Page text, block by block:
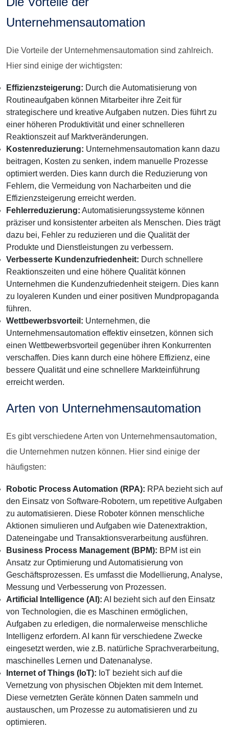
Unternehmensautomation
Die Vorteile der Unternehmensautomation sind zahlreich.
Hier sind einige der wichtigsten:
Effizienzsteigerung: Durch die Automatisierung von
Routineaufgaben können Mitarbeiter ihre Zeit für
strategischere und kreative Aufgaben nutzen. Dies führt zu
einer höheren Produktivität und einer schnelleren
Reaktionszeit auf Marktveränderungen.
Kostenreduzierung: Unternehmensautomation kann dazu
beitragen, Kosten zu senken, indem manuelle Prozesse
optimiert werden. Dies kann durch die Reduzierung von
Fehlern, die Vermeidung von Nacharbeiten und die
Effizienzsteigerung erreicht werden.
Fehlerreduzierung: Automatisierungssysteme können
präziser und konsistenter arbeiten als Menschen. Dies trägt
dazu bei, Fehler zu reduzieren und die Qualität der
Produkte und Dienstleistungen zu verbessern.
Verbesserte Kundenzufriedenheit: Durch schnellere
Reaktionszeiten und eine höhere Qualität können
Unternehmen die Kundenzufriedenheit steigern. Dies kann
zu loyaleren Kunden und einer positiven Mundpropaganda
führen.
Wettbewerbsvorteil: Unternehmen, die
Unternehmensautomation effektiv einsetzen, können sich
einen Wettbewerbsvorteil gegenüber ihren Konkurrenten
verschaffen. Dies kann durch eine höhere Effizienz, eine
bessere Qualität und eine schnellere Markteinführung
erreicht werden.
Arten von Unternehmensautomation
Es gibt verschiedene Arten von Unternehmensautomation,
die Unternehmen nutzen können. Hier sind einige der
häufigsten:
Robotic Process Automation (RPA): RPA bezieht sich auf
den Einsatz von Software-Robotern, um repetitive Aufgaben
zu automatisieren. Diese Roboter können menschliche
Aktionen simulieren und Aufgaben wie Datenextraktion,
Dateneingabe und Transaktionsverarbeitung ausführen.
Business Process Management (BPM): BPM ist ein
Ansatz zur Optimierung und Automatisierung von
Geschäftsprozessen. Es umfasst die Modellierung, Analyse,
Messung und Verbesserung von Prozessen.
Artificial Intelligence (AI): AI bezieht sich auf den Einsatz
von Technologien, die es Maschinen ermöglichen,
Aufgaben zu erledigen, die normalerweise menschliche
Intelligenz erfordern. AI kann für verschiedene Zwecke
eingesetzt werden, wie z.B. natürliche Sprachverarbeitung,
maschinelles Lernen und Datenanalyse.
Internet of Things (IoT): IoT bezieht sich auf die
Vernetzung von physischen Objekten mit dem Internet.
Diese vernetzten Geräte können Daten sammeln und
austauschen, um Prozesse zu automatisieren und zu
optimieren.